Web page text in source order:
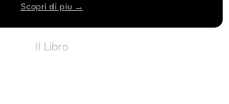
Scopri di piu →
Il Libro